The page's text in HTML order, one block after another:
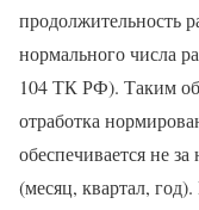
продолжительность
нормального числа
104 ТК РФ). Таким
отработка
обеспечивается не
(месяц, квартал,